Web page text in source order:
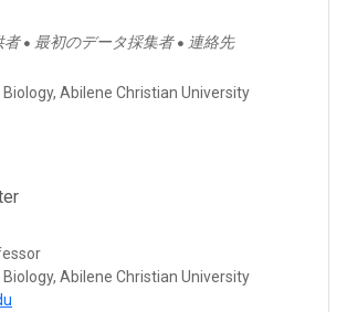
者 ● 最初のデータ採集者 ● 連絡先
Abilene Christian University
Abilene Christian University